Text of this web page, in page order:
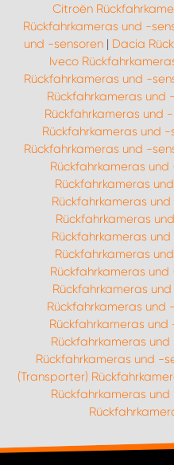
Citroën
Rückfahrkameras und -
und -sensoren | Dacia
Iveco
Rückfahrkameras und -
Rückfahrkameras und
Rückfahrkameras und
Rückfahrkameras und -
Rückfahrkameras und -
Rückfahrkameras und
Rückfahrkameras
Rückfahrkameras
Rückfahrkameras
Rückfahrkameras
Rückfahrkameras
Rückfahrkameras und
Rückfahrkameras
Rückfahrkameras und
Rückfahrkameras und
Rückfahrkameras
Rückfahrkameras und -
(Transporter)
Rückfahrkameras